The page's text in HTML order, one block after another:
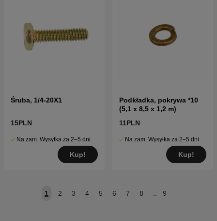
Śruba, 1/4-20X1
15PLN
Na zam. Wysyłka za 2–5 dni
Kup!
Podkładka, pokrywa *10
(5,1 x 8,5 x 1,2 m)
11PLN
Na zam. Wysyłka za 2–5 dni
Kup!
1 2 3 4 5 6 7 8 9